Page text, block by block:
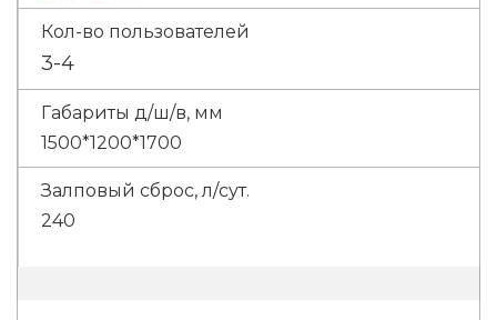
3-4
1500*1200*1700
240